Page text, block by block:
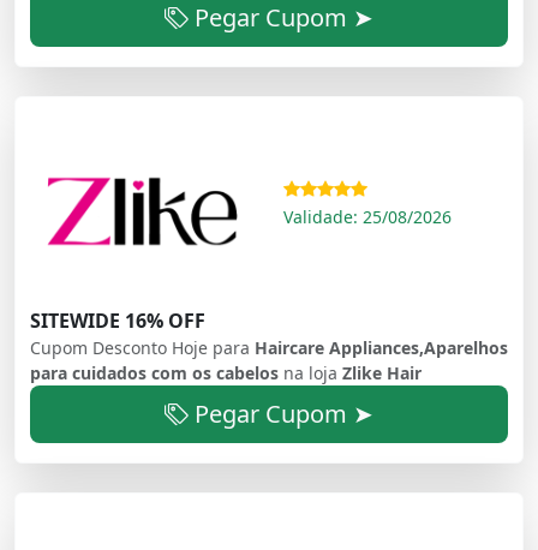
Pegar Cupom ➤
Validade: 25/08/2026
SITEWIDE 16% OFF
Cupom Desconto Hoje para Haircare Appliances,Aparelhos
para cuidados com os cabelos na loja Zlike Hair
Pegar Cupom ➤